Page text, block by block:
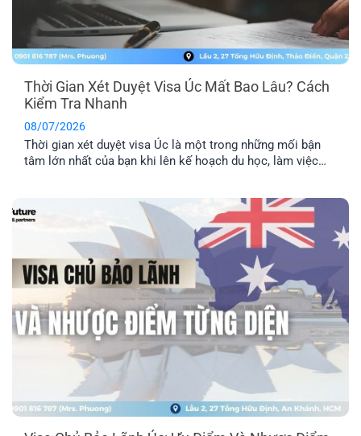
Thời Gian Xét Duyệt Visa Úc Mất Bao Lâu? Cách
Kiểm Tra Nhanh
08/07/2026
Thời gian xét duyệt visa Úc là một trong những mối bận
tâm lớn nhất của bạn khi lên kế hoạch du học, làm việc
khiến hồ sơ bị kéo [...]